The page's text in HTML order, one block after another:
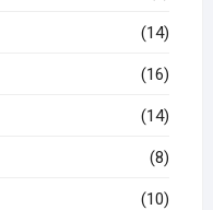
(14)
(16)
(14)
(8)
(10)